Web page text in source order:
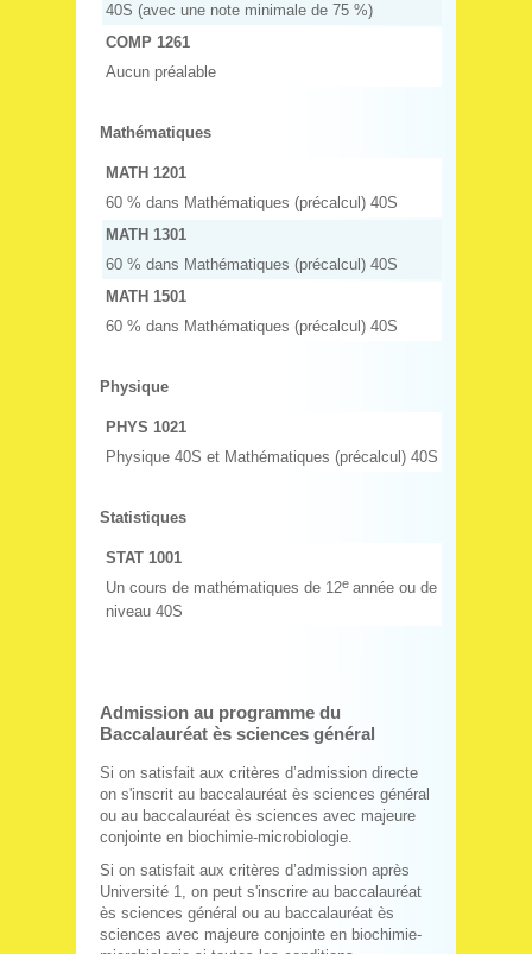
40S (avec une note minimale de 75 %)
COMP 1261
Aucun préalable
Mathématiques
MATH 1201
60 % dans Mathématiques (précalcul) 40S
MATH 1301
60 % dans Mathématiques (précalcul) 40S
MATH 1501
60 % dans Mathématiques (précalcul) 40S
Physique
PHYS 1021
Physique 40S et Mathématiques (précalcul) 40S
Statistiques
STAT 1001
Un cours de mathématiques de 12e année ou de
niveau 40S
Admission au programme du
Baccalauréat ès sciences général
Si on satisfait aux critères d’admission directe
on s'inscrit au baccalauréat ès sciences général
ou au baccalauréat ès sciences avec majeure
conjointe en biochimie-microbiologie.
Si on satisfait aux critères d’admission après
Université 1, on peut s'inscrire au baccalauréat
ès sciences général ou au baccalauréat ès
sciences avec majeure conjointe en biochimie-